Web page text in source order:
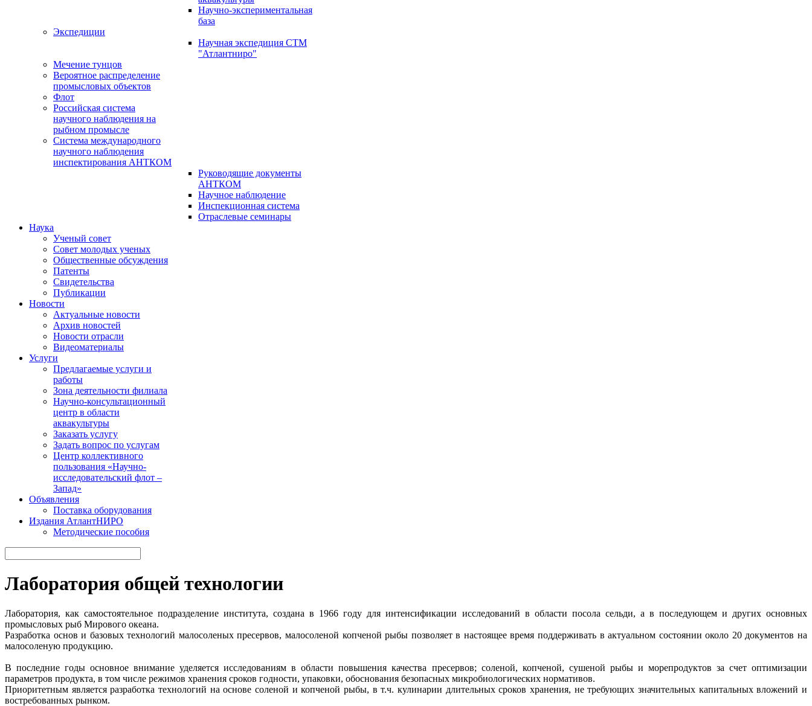
Научно-экспериментальная
база
Экспедиции
Научная экспедиция СТМ
"Атлантниро"
Мечение тунцов
Вероятное распределение
промысловых объектов
Флот
Российская система
научного наблюдения на
рыбном промысле
Система международного
научного наблюдения
инспектирования АНТКОМ
Руководящие документы
АНТКОМ
Научное наблюдение
Инспекционная система
Отраслевые семинары
Наука
Ученый совет
Совет молодых ученых
Общественные обсуждения
Патенты
Свидетельства
Публикации
Новости
Актуальные новости
Архив новостей
Новости отрасли
Видеоматериалы
Услуги
Предлагаемые услуги и
работы
Зона деятельности филиала
Научно-консультационный
центр в области
аквакультуры
Заказать услугу
Задать вопрос по услугам
Центр коллективного
пользования «Научно-
исследовательский флот –
Запад»
Объявления
Поставка оборудования
Издания АтлантНИРО
Методические пособия
Лаборатория общей технологии
Лаборатория, как самостоятельное подразделение института, создана в 1966 году для интенсификации исследований в области посола сельди, а в последующем и других основных
промысловых рыб Мирового океана.
Разработка основ и базовых технологий малосоленых пресервов, малосоленой копченой рыбы позволяет в настоящее время поддерживать в актуальном состоянии около 20 документов на
малосоленую продукцию.
В последние годы основное внимание уделяется исследованиям в области повышения качества пресервов; соленой, копченой, сушеной рыбы и морепродуктов за счет оптимизации
параметров продукта, в том числе режимов хранения сроков годности, упаковки, обоснования безопасных микробиологических нормативов.
Приоритетным является разработка технологий на основе соленой и копченой рыбы, в т.ч. кулинарии длительных сроков хранения, не требующих значительных капитальных вложений и
востребованных рынком.